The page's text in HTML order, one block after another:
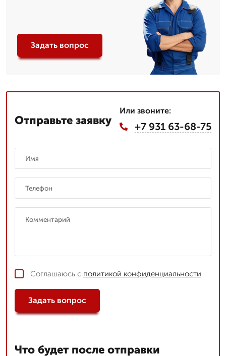
Задать вопрос
Отправьте заявку
Или звоните:
+7 931 63-68-75
Соглашаюсь с политикой конфиденциальности
Задать вопрос
Что будет после отправки